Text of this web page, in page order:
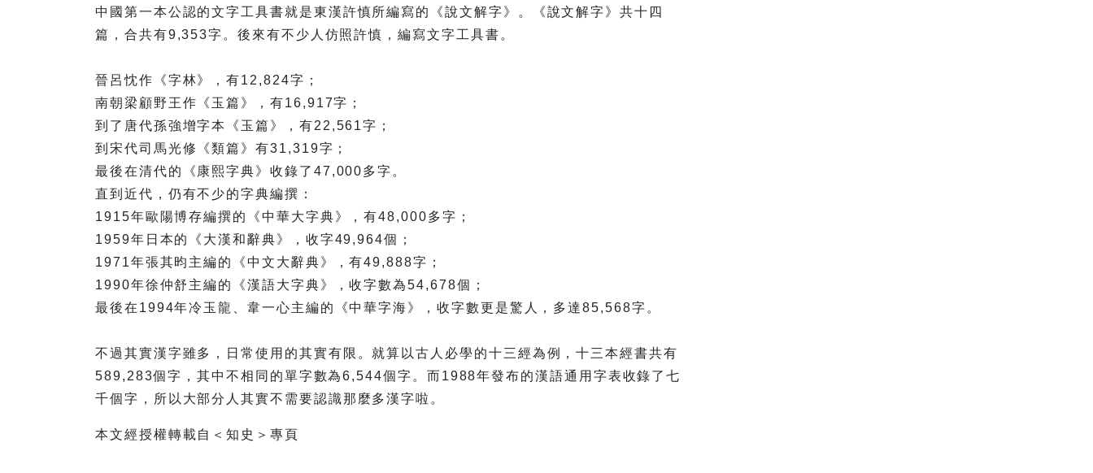
中國第一本公認的文字工具書就是東漢許慎所編寫的《說文解字》。《說文解字》共十四
篇，合共有9,353字。後來有不少人仿照許慎，編寫文字工具書。
晉呂忱作《字林》，有12,824字；
南朝梁顧野王作《玉篇》，有16,917字；
到了唐代孫強增字本《玉篇》，有22,561字；
到宋代司馬光修《類篇》有31,319字；
最後在清代的《康熙字典》收錄了47,000多字。
直到近代，仍有不少的字典編撰：
1915年歐陽博存編撰的《中華大字典》，有48,000多字；
1959年日本的《大漢和辭典》，收字49,964個；
1971年張其昀主編的《中文大辭典》，有49,888字；
1990年徐仲舒主編的《漢語大字典》，收字數為54,678個；
最後在1994年冷玉龍、韋一心主編的《中華字海》，收字數更是驚人，多達85,568字。
不過其實漢字雖多，日常使用的其實有限。就算以古人必學的十三經為例，十三本經書共有
589,283個字，其中不相同的單字數為6,544個字。而1988年發布的漢語通用字表收錄了七
千個字，所以大部分人其實不需要認識那麼多漢字啦。
本文經授權轉載自＜知史＞專頁